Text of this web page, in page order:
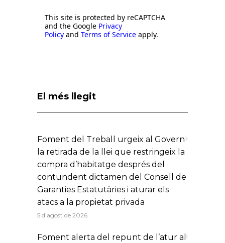
This site is protected by reCAPTCHA
and the Google Privacy
Policy and Terms of Service apply.
El més llegit
Foment del Treball urgeix al Govern
la retirada de la llei que restringeix la
compra d’habitatge després del
contundent dictamen del Consell de
Garanties Estatutàries i aturar els
atacs a la propietat privada
5 d'agost de 2026
Foment alerta del repunt de l’atur al